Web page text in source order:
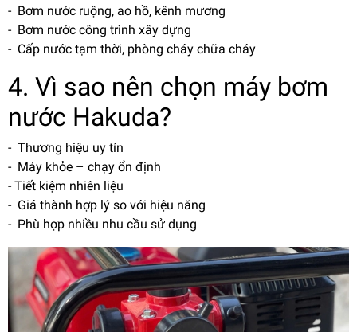
- Bơm nước ruộng, ao hồ, kênh mương
- Bơm nước công trình xây dựng
- Cấp nước tạm thời, phòng cháy chữa cháy
4. Vì sao nên chọn máy bơm
nước Hakuda?
- Thương hiệu uy tín
- Máy khỏe – chạy ổn định
- Tiết kiệm nhiên liệu
- Giá thành hợp lý so với hiệu năng
- Phù hợp nhiều nhu cầu sử dụng